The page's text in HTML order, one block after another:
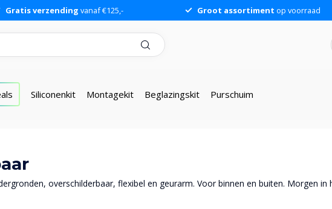
Gratis verzending vanaf €125,- Groot assortiment op voorraad
Siliconenkit Montagekit Beglazingskit Purschuim
overschilderbaar, flexibel en geurarm. Voor binnen en buiten. Morgen in